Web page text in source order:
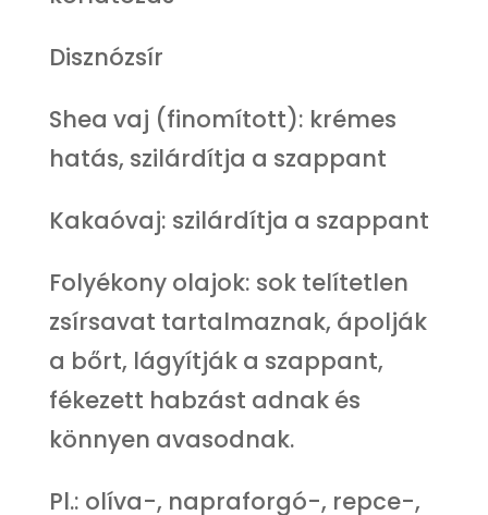
Disznózsír
Shea vaj (finomított): krémes
hatás, szilárdítja a szappant
Kakaóvaj: szilárdítja a szappant
Folyékony olajok: sok telítetlen
zsírsavat tartalmaznak, ápolják
a bőrt, lágyítják a szappant,
fékezett habzást adnak és
könnyen avasodnak.
Pl.: olíva-, napraforgó-, repce-,